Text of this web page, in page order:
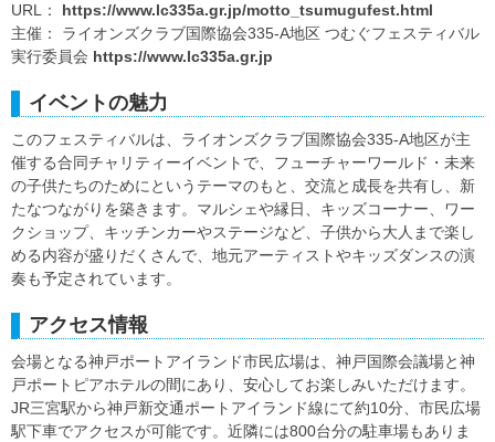
URL： https://www.lc335a.gr.jp/motto_tsumugufest.html
主催： ライオンズクラブ国際協会335-A地区 つむぐフェスティバル
実行委員会 https://www.lc335a.gr.jp
イベントの魅力
このフェスティバルは、ライオンズクラブ国際協会335-A地区が主
催する合同チャリティーイベントで、フューチャーワールド・未来
の子供たちのためにというテーマのもと、交流と成長を共有し、新
たなつながりを築きます。マルシェや縁日、キッズコーナー、ワー
クショップ、キッチンカーやステージなど、子供から大人まで楽し
める内容が盛りだくさんで、地元アーティストやキッズダンスの演
奏も予定されています。
アクセス情報
会場となる神戸ポートアイランド市民広場は、神戸国際会議場と神
戸ポートピアホテルの間にあり、安心してお楽しみいただけます。
JR三宮駅から神戸新交通ポートアイランド線にて約10分、市民広場
駅下車でアクセスが可能です。近隣には800台分の駐車場もありま